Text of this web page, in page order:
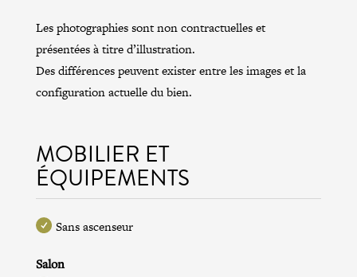
Les photographies sont non contractuelles et
présentées à titre d’illustration.
Des différences peuvent exister entre les images et la
configuration actuelle du bien.
MOBILIER ET
ÉQUIPEMENTS
Sans ascenseur
Salon